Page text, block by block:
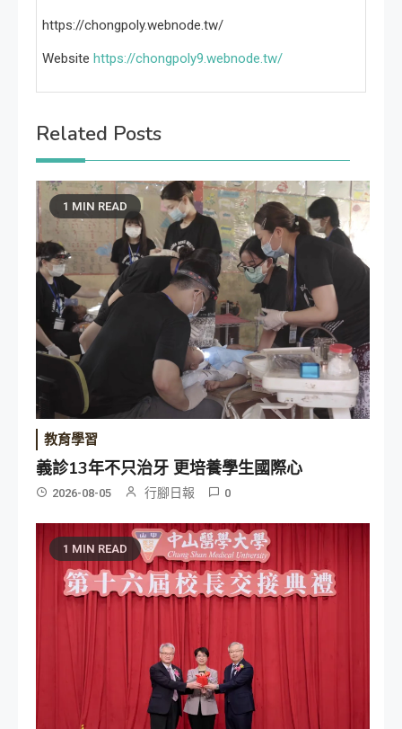
https://chongpoly.webnode.tw/
Website https://chongpoly9.webnode.tw/
Related Posts
1 MIN READ
教育學習
義診13年不只治牙 更培養學生國際心
2026-08-05 行腳日報 0
1 MIN READ